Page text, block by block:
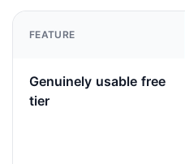
FEATURE
Genuinely usable free
tier